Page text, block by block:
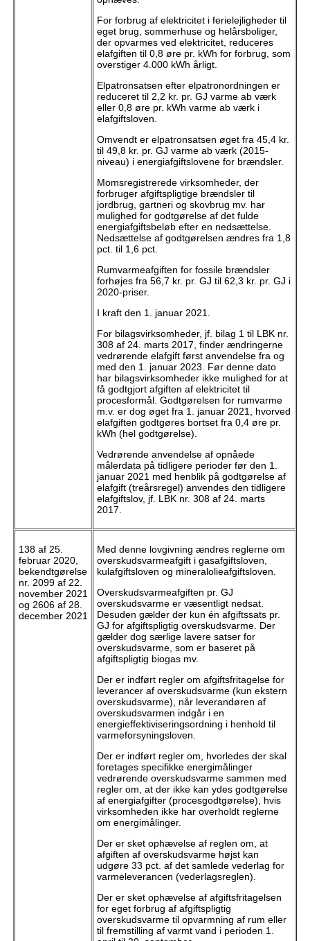
For forbrug af elektricitet i ferielejligheder til
eget brug, sommerhuse og helårsboliger,
der opvarmes ved elektricitet, reduceres
elafgiften til 0,8 øre pr. kWh for forbrug, som
overstiger 4.000 kWh årligt.
Elpatronsatsen efter elpatronordningen er
reduceret til 2,2 kr. pr. GJ varme ab værk
eller 0,8 øre pr. kWh varme ab værk i
elafgiftsloven.
Omvendt er elpatronsatsen øget fra 45,4 kr.
til 49,8 kr. pr. GJ varme ab værk (2015-
niveau) i energiafgiftslovene for brændsler.
Momsregistrerede virksomheder, der
forbruger afgiftspligtige brændsler til
jordbrug, gartneri og skovbrug mv. har
mulighed for godtgørelse af det fulde
energiafgiftsbeløb efter en nedsættelse.
Nedsættelse af godtgørelsen ændres fra 1,8
pct. til 1,6 pct.
Rumvarmeafgiften for fossile brændsler
forhøjes fra 56,7 kr. pr. GJ til 62,3 kr. pr. GJ i
2020-priser.
I kraft den 1. januar 2021.
For bilagsvirksomheder, jf. bilag 1 til LBK nr.
308 af 24. marts 2017, finder ændringerne
vedrørende elafgift først anvendelse fra og
med den 1. januar 2023. Før denne dato
har bilagsvirksomheder ikke mulighed for at
få godtgjort afgiften af elektricitet til
procesformål. Godtgørelsen for rumvarme
m.v. er dog øget fra 1. januar 2021, hvorved
elafgiften godtgøres bortset fra 0,4 øre pr.
kWh (hel godtgørelse).
Vedrørende anvendelse af opnåede
målerdata på tidligere perioder før den 1.
januar 2021 med henblik på godtgørelse af
elafgift (treårsregel) anvendes den tidligere
elafgiftslov, jf. LBK nr. 308 af 24. marts
2017.
138 af 25.
februar 2020,
bekendtgørelse
nr. 2099 af 22.
november 2021
og 2606 af 28.
december 2021
Med denne lovgivning ændres reglerne om
overskudsvarmeafgift i gasafgiftsloven,
kulafgiftsloven og mineralolieafgiftsloven.
Overskudsvarmeafgiften pr. GJ
overskudsvarme er væsentligt nedsat.
Desuden gælder der kun én afgiftssats pr.
GJ for afgiftspligtig overskudsvarme. Der
gælder dog særlige lavere satser for
overskudsvarme, som er baseret på
afgiftspligtig biogas mv.
Der er indført regler om afgiftsfritagelse for
leverancer af overskudsvarme (kun ekstern
overskudsvarme), når leverandøren af
overskudsvarmen indgår i en
energieffektiviseringsordning i henhold til
varmeforsyningsloven.
Der er indført regler om, hvorledes der skal
foretages specifikke energimålinger
vedrørende overskudsvarme sammen med
regler om, at der ikke kan ydes godtgørelse
af energiafgifter (procesgodtgørelse), hvis
virksomheden ikke har overholdt reglerne
om energimålinger.
Der er sket ophævelse af reglen om, at
afgiften af overskudsvarme højst kan
udgøre 33 pct. af det samlede vederlag for
varmeleverancen (vederlagsreglen).
Der er sket ophævelse af afgiftsfritagelsen
for eget forbrug af afgiftspligtig
overskudsvarme til opvarmning af rum eller
til fremstilling af varmt vand i perioden 1.